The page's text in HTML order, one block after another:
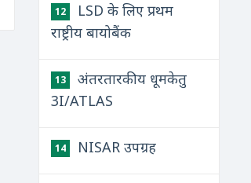
12
LSD के लिए प्रथम
राष्ट्रीय बायोबैंक
13
अंतरतारकीय धूमकेतु
3I/ATLAS
14 NISAR उपग्रह